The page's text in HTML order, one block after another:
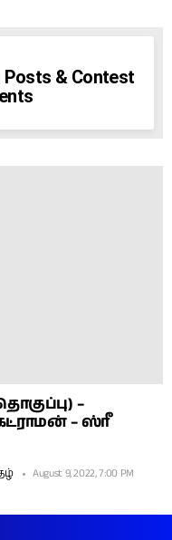
Posts & Contest
–
– ஸ்ரீ
August 9, 2022, 7:00 PM